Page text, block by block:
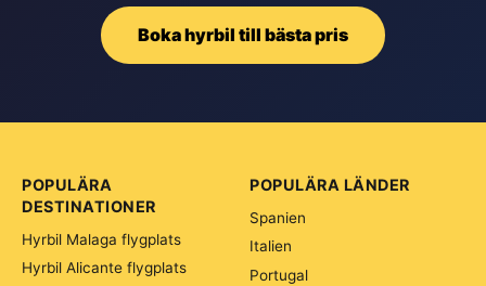
Boka hyrbil till bästa pris
POPULÄRA
DESTINATIONER
Hyrbil Malaga flygplats
Hyrbil Alicante flygplats
POPULÄRA LÄNDER
Spanien
Italien
Portugal